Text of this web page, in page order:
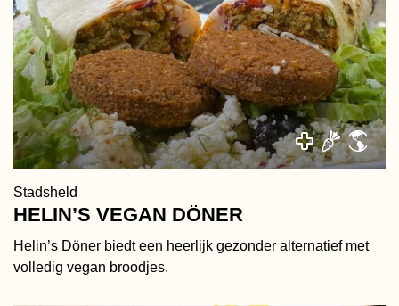
Stadsheld
HELIN’S VEGAN DÖNER
Helin’s Döner biedt een heerlijk gezonder alternatief met
volledig vegan broodjes.